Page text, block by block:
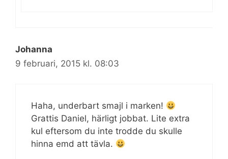
Johanna
9 februari, 2015 kl. 08:03
Haha, underbart smajl i marken!
Grattis Daniel, härligt jobbat. Lite extra
kul eftersom du inte trodde du skulle
hinna emd att tävla.